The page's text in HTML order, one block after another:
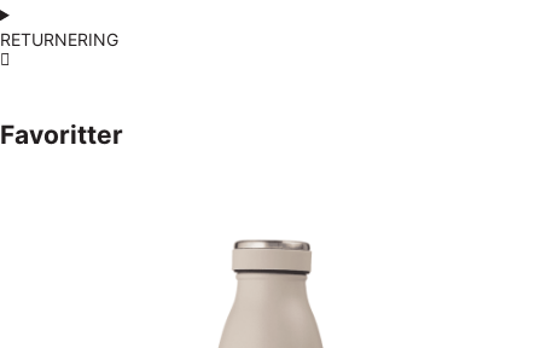
RETURNERING
Favoritter